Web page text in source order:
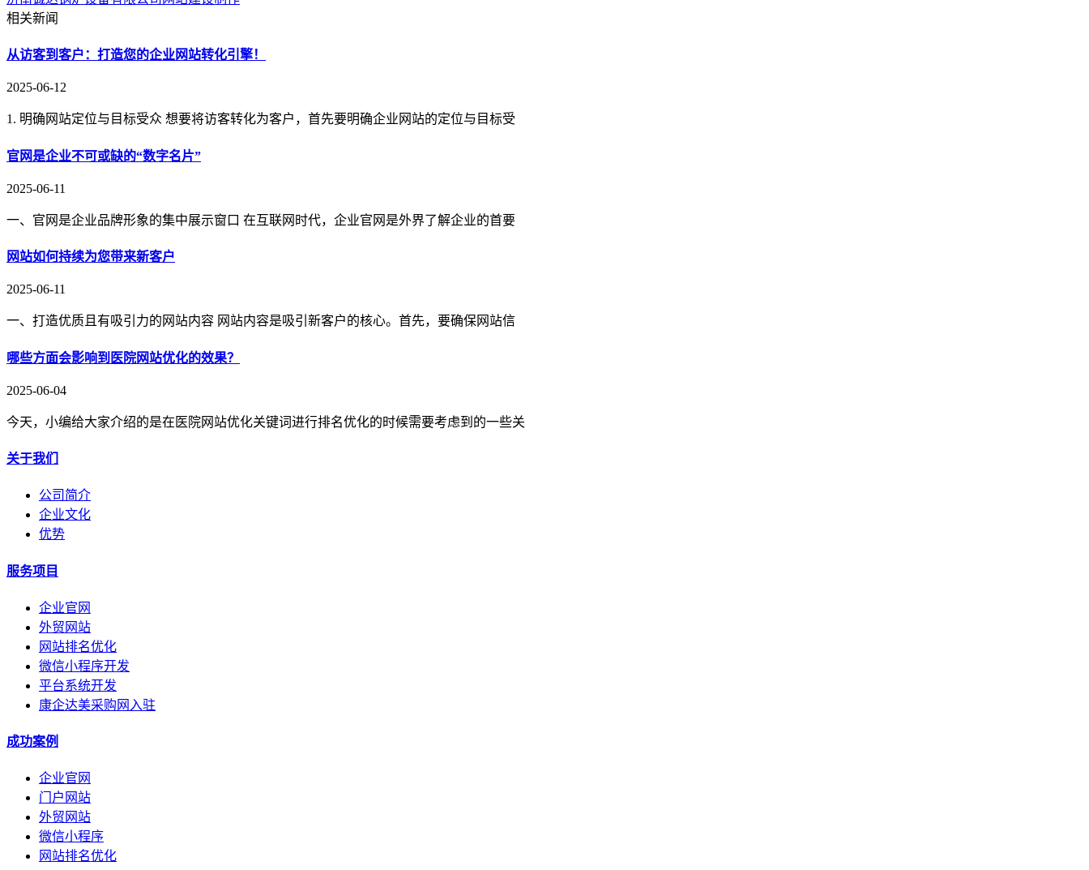
相关新闻
从访客到客户：打造您的企业网站转化引擎！
2025-06-12
1. 明确网站定位与目标受众 想要将访客转化为客户，首先要明确企业网站的定位与目标受
官网是企业不可或缺的“数字名片”
2025-06-11
一、官网是企业品牌形象的集中展示窗口 在互联网时代，企业官网是外界了解企业的首要
网站如何持续为您带来新客户
2025-06-11
一、打造优质且有吸引力的网站内容 网站内容是吸引新客户的核心。首先，要确保网站信
哪些方面会影响到医院网站优化的效果？
2025-06-04
今天，小编给大家介绍的是在医院网站优化关键词进行排名优化的时候需要考虑到的一些关
关于我们
公司简介
企业文化
优势
服务项目
企业官网
外贸网站
网站排名优化
微信小程序开发
平台系统开发
康企达美采购网入驻
成功案例
企业官网
门户网站
外贸网站
微信小程序
网站排名优化